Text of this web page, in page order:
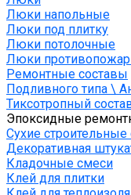
Люки напольные
Люки под плитку
Люки потолочные
Люки
Ремонтные составы
Подливного типа \
Тиксотропный
Эпоксидные
Сухие
Декоративная
Кладочные смеси
Клей для плитки